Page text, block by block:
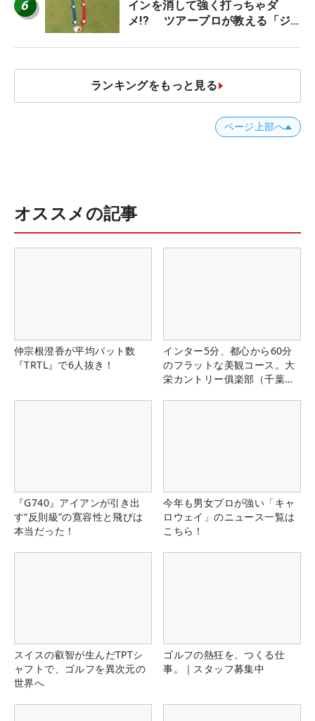
6
インを消して強く打っちゃダ
メ!? ツアープロが教える「ジ
減するワケ
ランキングをもっと見る
ページ上部へ
オススメの記事
仲宗根澄香が平均パット数
『TRTL』で6人抜き！
インター5分、都心から60分
のフラットな美観コース。大
栄カントリー俱楽部（千葉
『G740』アイアンが引き出
す“反則級”の寛容性と飛びは
本当だった！
今年も男女プロが強い「キャ
ロウェイ」のニュース一覧は
こちら！
スイスの叡智が生んだTPTシ
ャフトで、ゴルフを異次元の
世界へ
ゴルフの熱狂を、つくる仕
事。｜スタッフ募集中